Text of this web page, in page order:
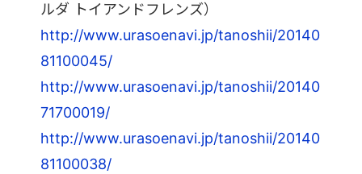
ルダ トイアンドフレンズ）
http://www.urasoenavi.jp/tanoshii/20140
81100045/
http://www.urasoenavi.jp/tanoshii/20140
71700019/
http://www.urasoenavi.jp/tanoshii/20140
81100038/